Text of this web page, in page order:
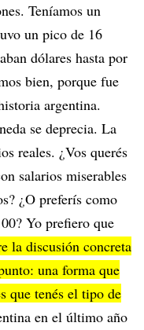
Teníamos un
un pico de 16
dólares hasta por
bien, porque fue
argentina.
se deprecia. La
reales. ¿Vos querés
salarios miserables
¿O preferís como
Yo prefiero que
la discusión concreta
una forma que
que tenés el tipo de
en el último año